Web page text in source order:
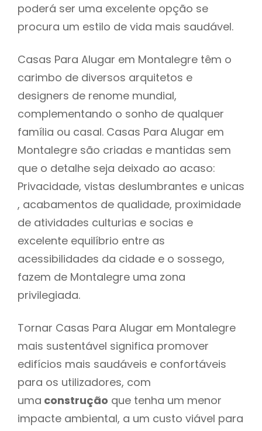
poderá ser uma excelente opção se
procura um estilo de vida mais saudável.
Casas Para Alugar em Montalegre têm o
carimbo de diversos arquitetos e
designers de renome mundial,
complementando o sonho de qualquer
família ou casal. Casas Para Alugar em
Montalegre são criadas e mantidas sem
que o detalhe seja deixado ao acaso:
Privacidade, vistas deslumbrantes e unicas
, acabamentos de qualidade, proximidade
de atividades culturias e socias e
excelente equilíbrio entre as
acessibilidades da cidade e o sossego,
fazem de Montalegre uma zona
privilegiada.
Tornar Casas Para Alugar em Montalegre
mais sustentável significa promover
edifícios mais saudáveis e confortáveis
para os utilizadores, com
uma construção que tenha um menor
impacte ambiental, a um custo viável para